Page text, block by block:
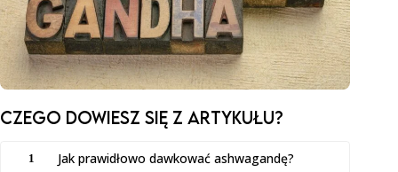
Czego dowiesz SIĘ z artykułu?
1 Jak prawidłowo dawkować ashwagandę?